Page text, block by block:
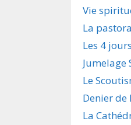
Vie
La
Les 4
Jumelage
Le
Denier de
La